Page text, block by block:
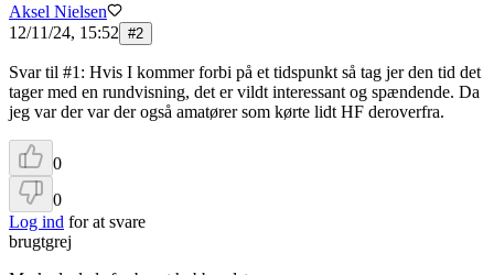
Aksel Nielsen
12/11/24, 15:52 #2
Svar til #1: Hvis I kommer forbi på et tidspunkt så tag jer den tid det
tager med en rundvisning, det er vildt interessant og spændende. Da
jeg var der var der også amatører som kørte lidt HF deroverfra.
0
0
Log ind for at svare
brugtgrej